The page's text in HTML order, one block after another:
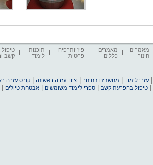
מאמרים
חינוך
מאמרים
כללים
פיזיותרפיה
פרטית
תוכנות
לימוד
קשב
עזרי לימוד מחשבים בחינוך |ציוד עזרה ראשונה |קורס עזרה
|טיפול בהפרעת קשב |ספרי לימוד משומשים |אבטחת טיולים